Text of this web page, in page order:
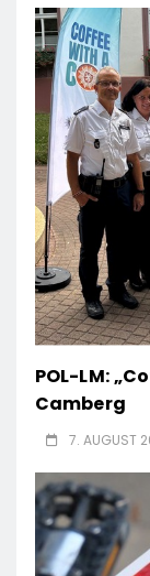
POL-LM:
Camberg
7. AUGUST